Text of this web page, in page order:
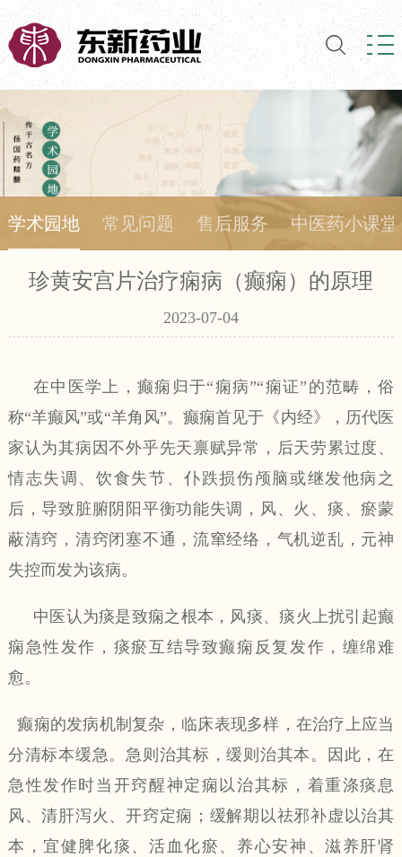
学术园地 常见问题 售后服务 中医药小课堂
珍黄安宫片治疗痫病（癫痫）的原理
2023-07-04
在中医学上，癫痫归于“痫病”“痫证”的范畴，俗
称“羊癫风”或“羊角风”。癫痫首见于《内经》，历代医
家认为其病因不外乎先天禀赋异常，后天劳累过度、
情志失调、饮食失节、仆跌损伤颅脑或继发他病之
后，导致脏腑阴阳平衡功能失调，风、火、痰、瘀蒙
蔽清窍，清窍闭塞不通，流窜经络，气机逆乱，元神
失控而发为该病。
中医认为痰是致痫之根本，风痰、痰火上扰引起癫
痫急性发作，痰瘀互结导致癫痫反复发作，缠绵难
愈。
癫痫的发病机制复杂，临床表现多样，在治疗上应当
分清标本缓急。急则治其标，缓则治其本。因此，在
急性发作时当开窍醒神定痫以治其标，着重涤痰息
风、清肝泻火、开窍定痫；缓解期以祛邪补虚以治其
本，宜健脾化痰、活血化瘀、养心安神、滋养肝肾